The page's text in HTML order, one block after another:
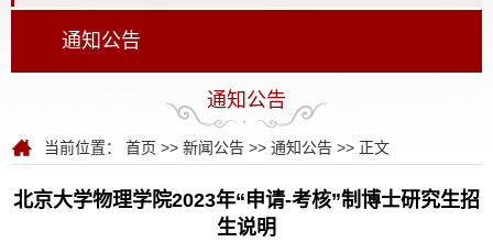
通知公告
通知公告
当前位置： 首页 >> 新闻公告 >> 通知公告 >> 正文
北京大学物理学院2023年“申请-考核”制博士研究生招
生说明